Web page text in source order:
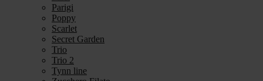
Parigi
Poppy
Scarlet
Secret Garden
Trio
Trio 2
Tynn line